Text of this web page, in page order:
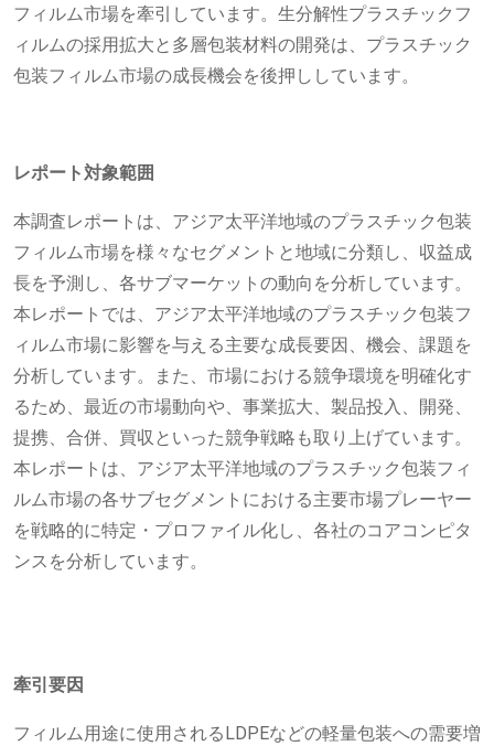
フィルム市場を牽引しています。生分解性プラスチックフ
ィルムの採用拡大と多層包装材料の開発は、プラスチック
包装フィルム市場の成長機会を後押ししています。
レポート対象範囲
本調査レポートは、アジア太平洋地域のプラスチック包装
フィルム市場を様々なセグメントと地域に分類し、収益成
長を予測し、各サブマーケットの動向を分析しています。
本レポートでは、アジア太平洋地域のプラスチック包装フ
ィルム市場に影響を与える主要な成長要因、機会、課題を
分析しています。また、市場における競争環境を明確化す
るため、最近の市場動向や、事業拡大、製品投入、開発、
提携、合併、買収といった競争戦略も取り上げています。
本レポートは、アジア太平洋地域のプラスチック包装フィ
ルム市場の各サブセグメントにおける主要市場プレーヤー
を戦略的に特定・プロファイル化し、各社のコアコンピタ
ンスを分析しています。
牽引要因
フィルム用途に使用されるLDPEなどの軽量包装への需要増